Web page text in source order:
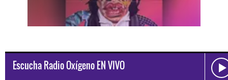
Escucha Radio Oxígeno EN VIVO